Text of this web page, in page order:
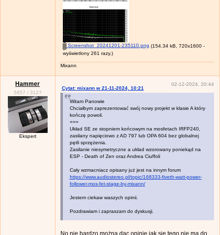
Screenshot_20241201-235110.png (154.34 kB, 720x1600 -
wyświetlony 261 razy.)
Mixann
Hammer
5857 / 3127
Ekspert
02-12-2024, 20:44
Cytat: mixann w 21-11-2024, 10:21
Witam Panowie
Chciałbym zaprezentować swój nowy projekt w klasie A który
kończę powoli.
===
Układ SE ze stopniem końcowym na mosfetach IRFP240,
zasilany napięciowo z AD 797 lub OPA 604 bez globalnej
pętli sprzężenia.
Zasilanie niesymetryczne a układ wzorowany poniekąd na
ESP - Death of Zen oraz Andrea Ciuffoli
Cały wzmacniacz opisany już jest na innym forum
https://www.audiostereo.pl/topic/168333-fiveth-watt-power-
follower-mos-fet-stage-by-mixann/
Jestem ciekaw waszych opinii.
Pozdrawiam i zapraszam do dyskusji.
No nie bardzo można dac opinie jak się tego nie ma do